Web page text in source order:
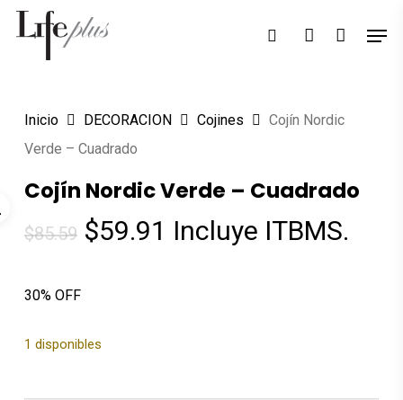
Skip
Búsqueda
productos
searchaccount
Inicio DECORACION Cojines
Cojín Nordic
Verde – Cuadrado
Cojín Nordic Verde – Cuadrado
$85.59 El
$85.59.
$59.91 El
Incluye ITBMS.
30% OFF
1 disponibles